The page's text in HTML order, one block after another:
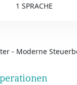
1 SPRACHE
- Moderne